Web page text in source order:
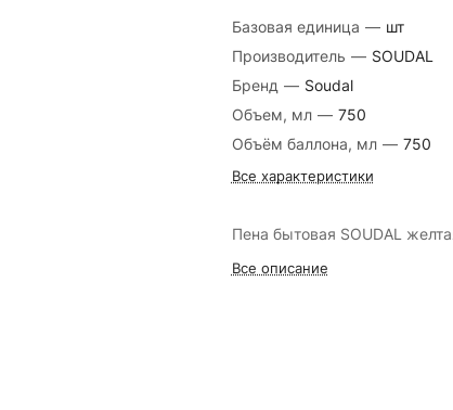
Базовая единица — шт
Производитель — SOUDAL
Бренд — Soudal
Объем, мл — 750
Объём баллона, мл — 750
Все характеристики
Пена бытовая SOUDAL
Все описание